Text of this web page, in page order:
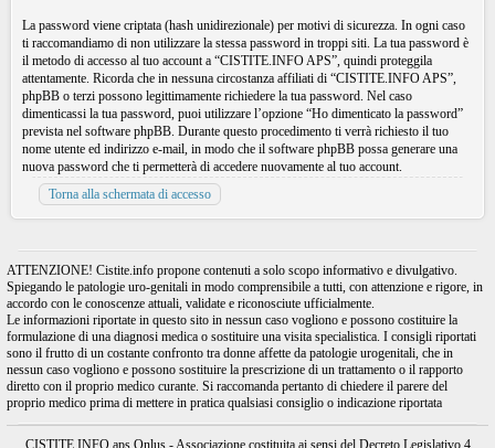
La password viene criptata (hash unidirezionale) per motivi di sicurezza. In ogni caso
ti raccomandiamo di non utilizzare la stessa password in troppi siti. La tua password è
il metodo di accesso al tuo account a “CISTITE.INFO APS”, quindi proteggila
attentamente. Ricorda che in nessuna circostanza affiliati di “CISTITE.INFO APS”,
phpBB o terzi possono legittimamente richiedere la tua password. Nel caso
dimenticassi la tua password, puoi utilizzare l’opzione “Ho dimenticato la password”
prevista nel software phpBB. Durante questo procedimento ti verrà richiesto il tuo
nome utente ed indirizzo e-mail, in modo che il software phpBB possa generare una
nuova password che ti permetterà di accedere nuovamente al tuo account.
Torna alla schermata di accesso
ATTENZIONE! Cistite.info propone contenuti a solo scopo informativo e divulgativo.
Spiegando le patologie uro-genitali in modo comprensibile a tutti, con attenzione e rigore, in
accordo con le conoscenze attuali, validate e riconosciute ufficialmente.
Le informazioni riportate in questo sito in nessun caso vogliono e possono costituire la
formulazione di una diagnosi medica o sostituire una visita specialistica. I consigli riportati
sono il frutto di un costante confronto tra donne affette da patologie urogenitali, che in
nessun caso vogliono e possono sostituire la prescrizione di un trattamento o il rapporto
diretto con il proprio medico curante. Si raccomanda pertanto di chiedere il parere del
proprio medico prima di mettere in pratica qualsiasi consiglio o indicazione riportata